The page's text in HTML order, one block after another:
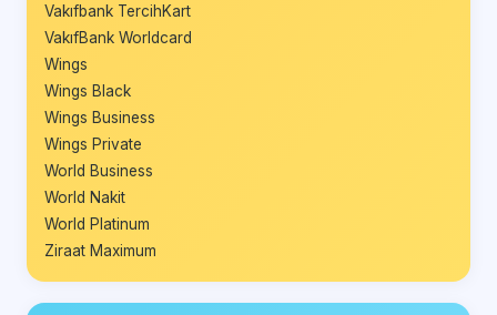
Vakıfbank TercihKart
VakıfBank Worldcard
Wings
Wings Black
Wings Business
Wings Private
World Business
World Nakit
World Platinum
Ziraat Maximum